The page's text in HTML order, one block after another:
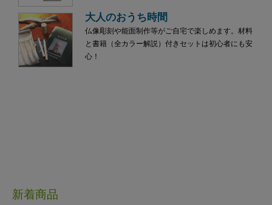
大人のおうち時間
仏像彫刻や能面制作等がご自宅で楽しめます。材料
と書籍（全カラー解説）付きセットは初心者にも安
心！
新着商品